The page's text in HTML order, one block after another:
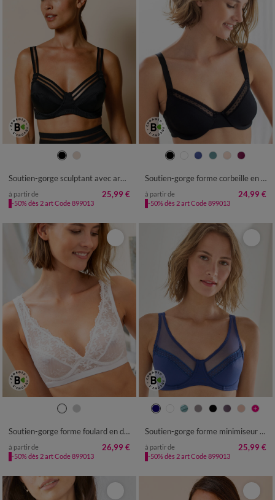
Soutien-gorge sculptant avec armatures - maintien intense
à partir de 25,99 €
-50% dès 2 art Code 899013
Soutien-gorge forme corbeille en microfibre et tulle plumetis Paia, avec armatures
à partir de 24,99 €
-50% dès 2 art Code 899013
Soutien-gorge forme foulard en dentelle Galtelli - avec armatures
à partir de 26,99 €
-50% dès 2 art Code 899013
Soutien-gorge forme minimiseur en microfibre et tulle Paia, avec armatures
à partir de 25,99 €
-50% dès 2 art Code 899013